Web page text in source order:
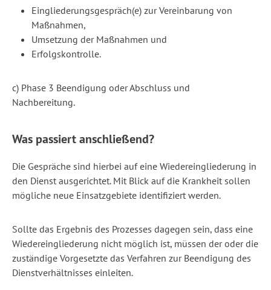
Eingliederungsgespräch(e) zur Vereinbarung von
Maßnahmen,
Umsetzung der Maßnahmen und
Erfolgskontrolle.
c) Phase 3 Beendigung oder Abschluss und
Nachbereitung.
Was passiert anschließend?
Die Gespräche sind hierbei auf eine Wiedereingliederung in
den Dienst ausgerichtet. Mit Blick auf die Krankheit sollen
mögliche neue Einsatzgebiete identifiziert werden.
Sollte das Ergebnis des Prozesses dagegen sein, dass eine
Wiedereingliederung nicht möglich ist, müssen der oder die
zuständige Vorgesetzte das Verfahren zur Beendigung des
Dienstverhältnisses einleiten.